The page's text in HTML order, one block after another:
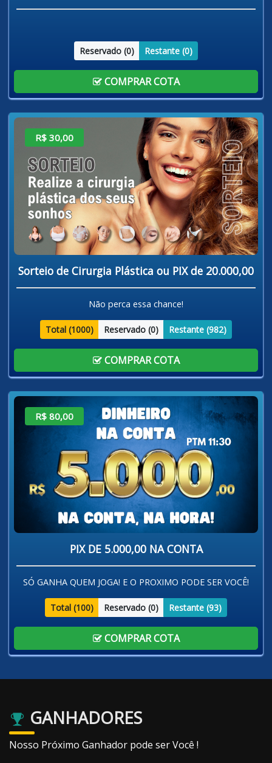
Reservado (0) Restante (0)
COMPRAR COTA
R$ 30,00
Sorteio de Cirurgia Plástica ou PIX de 20.000,00
Não perca essa chance!
Total (1000) Reservado (0) Restante (982)
COMPRAR COTA
R$ 80,00
PIX DE 5.000,00 NA CONTA
SÓ GANHA QUEM JOGA! E O PROXIMO PODE SER VOCÊ!
Total (100) Reservado (0) Restante (93)
COMPRAR COTA
GANHADORES
Nosso Próximo Ganhador pode ser Você !